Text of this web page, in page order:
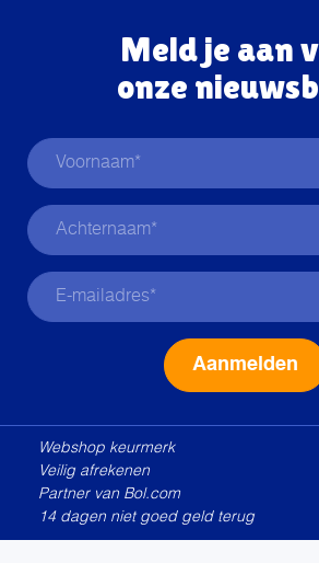
Meld je aan
onze
Webshop keurmerk
Veilig afrekenen
Partner van Bol.com
14 dagen niet goed geld terug